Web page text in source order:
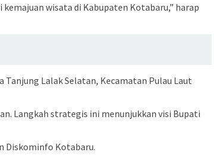
wisata di Kabupaten Kotabaru,” harap
Lalak Selatan, Kecamatan Pulau Laut
Langkah strategis ini menunjukkan visi Bupati
Diskominfo Kotabaru.